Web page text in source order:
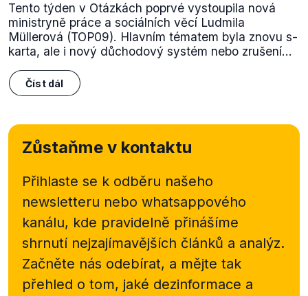
Tento týden v Otázkách poprvé vystoupila nová
ministryně práce a sociálních věcí Ludmila
Müllerová (TOP09). Hlavním tématem byla znovu s-
karta, ale i nový důchodový systém nebo zrušení...
Číst dál
Zůstaňme v kontaktu
Přihlaste se k odběru našeho
newsletteru nebo whatsappového
kanálu, kde pravidelně přinášíme
shrnutí nejzajímavějších článků a analýz.
Začněte nás odebírat, a mějte tak
přehled o tom, jaké dezinformace a